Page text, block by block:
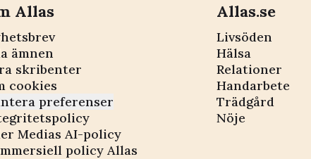
Allas
ämnen
skribenter
cookies
preferenser
Medias AI-policy
policy Allas
Allas.se
Livsöden
Hälsa
Relationer
Handarbete
Trädgård
Nöje